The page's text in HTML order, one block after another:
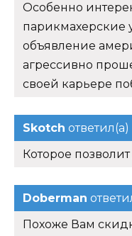
Особенно
парикмахерские
объявление
агрессивно
своей карьере
Skotch ответил(а)
Которое
Doberman
Похоже Вам